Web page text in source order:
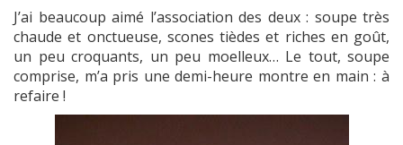
J’ai beaucoup aimé l’association des deux : soupe très
chaude et onctueuse, scones tièdes et riches en goût,
un peu croquants, un peu moelleux… Le tout, soupe
comprise, m’a pris une demi-heure montre en main : à
refaire !